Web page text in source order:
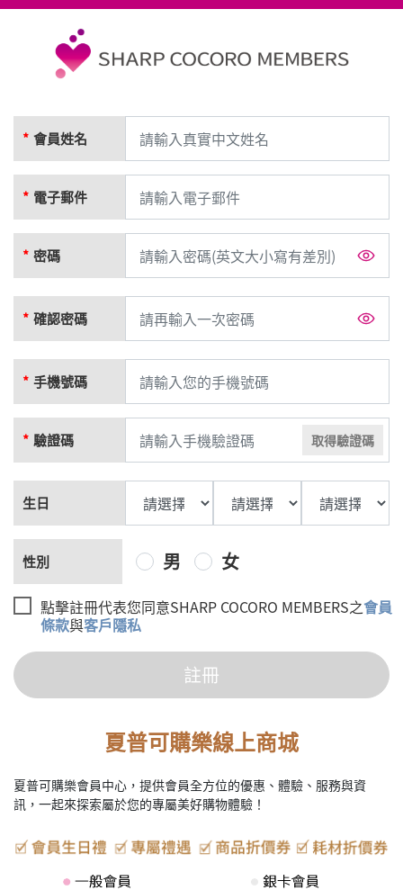
夏普可購樂線上商城
夏普可購樂會員中心，提供會員全方位的優惠、體驗、服務與資
訊，一起來探索屬於您的專屬美好購物體驗！
會員姓名
電子郵件
密碼
確認密碼
手機號碼
驗證碼 取得驗證碼
生日
性別 男 女
點擊註冊代表您同意SHARP COCORO MEMBERS之會員
條款與客戶隱私
註冊